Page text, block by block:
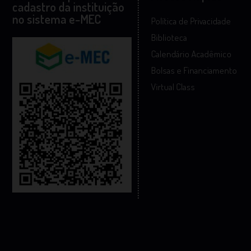
cadastro da instituição
no sistema e-MEC
Política de Privacidade
Biblioteca
Calendário Acadêmico
Bolsas e Financiamento
Virtual Class